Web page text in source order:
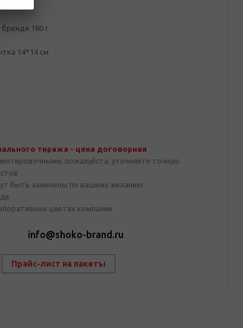
180 г
14*14 см
тиража - цена договорная
пожалуйста, уточняйте точную
быть заменены по вашему желанию
цветах компании
info@shoko-brand.ru
Прайс-лист на пакеты